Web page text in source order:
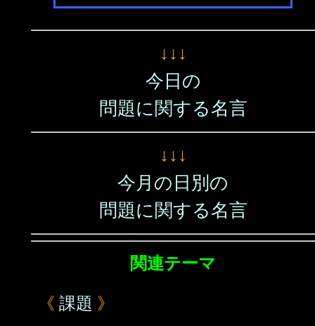
↓↓↓
今日の
問題に関する名言
↓↓↓
今月の日別の
問題に関する名言
関連テーマ
《 課題 》